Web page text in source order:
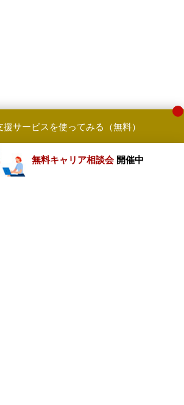
援サービスを使ってみる（無料）
無料キャリア相談会 開催中